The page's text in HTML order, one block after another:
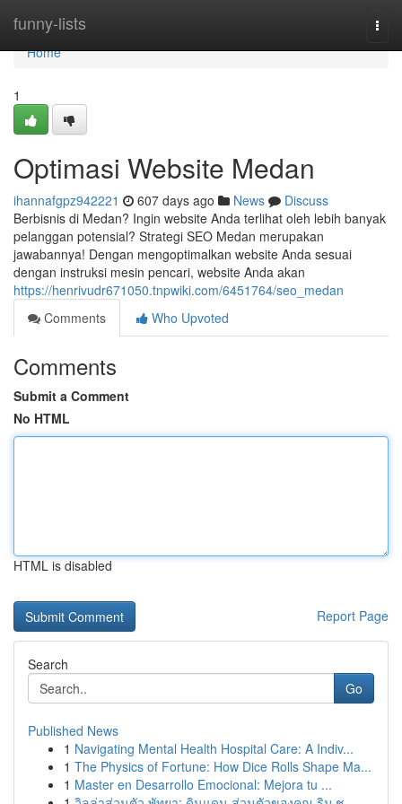
funny-lists
Home
Home
1
Optimasi Website Medan
ihannafgpz942221 607 days ago News
Discuss
Berbisnis di Medan? Ingin website Anda terlihat oleh lebih banyak
pelanggan potensial? Strategi SEO Medan merupakan
jawabannya! Dengan mengoptimalkan website Anda sesuai
dengan instruksi mesin pencari, website Anda akan
https://henrivudr671050.tnpwiki.com/6451764/seo_medan
Comments
Who Upvoted
Comments
Submit a Comment
No HTML
HTML is disabled
Report Page
Search
Go
Published News
1 Navigating Mental Health Hospital Care: A Indiv...
1 The Physics of Fortune: How Dice Rolls Shape Ma...
1 Master en Desarrollo Emocional: Mejora tu ...